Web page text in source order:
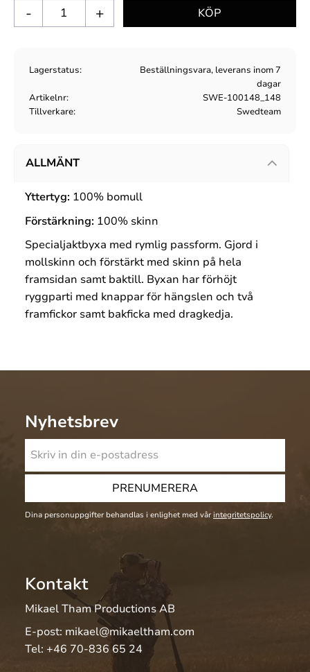
+
-
Lagerstatus
Beställningsvara, leverans inom 7
dagar
Artikelnr
SWE-100148_148
Tillverkare
Swedteam
ALLMÄNT
Yttertyg: 100% bomull
Förstärkning: 100% skinn
Specialjaktbyxa med rymlig passform. Gjord i
mollskinn och förstärkt med skinn på hela
framsidan samt baktill. Byxan har förhöjt
ryggparti med knappar för hängslen och två
framfickor samt bakficka med dragkedja.
Nyhetsbrev
PRENUMERERA
Dina personuppgifter behandlas i enlighet med vår integritetspolicy.
Kontakt
Mikael Tham Productions AB
E-post: mikael@mikaeltham.com
Tel: +46 70-836 65 24